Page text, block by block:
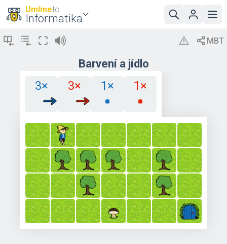
Umímeto
Informatika
Barvení a jídlo
3× 3× 1× 1×